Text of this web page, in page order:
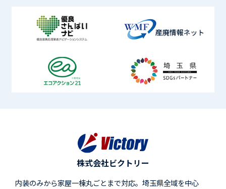
株式会社ビクトリー
内装のみから家屋一棟丸ごとまで対応。埼玉県全域を中心